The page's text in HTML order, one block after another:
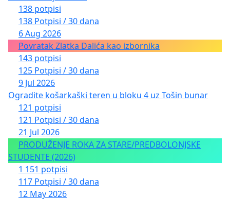
138 potpisi
138 Potpisi / 30 dana
6 Aug 2026
Povratak Zlatka Dalića kao izbornika
143 potpisi
125 Potpisi / 30 dana
9 Jul 2026
Ogradite košarkaški teren u bloku 4 uz Tošin bunar
121 potpisi
121 Potpisi / 30 dana
21 Jul 2026
PRODUŽENJE ROKA ZA STARE/PREDBOLONJSKE
STUDENTE (2026)
1 151 potpisi
117 Potpisi / 30 dana
12 May 2026